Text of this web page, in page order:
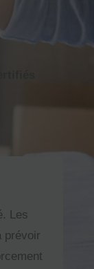
Les
prévoir